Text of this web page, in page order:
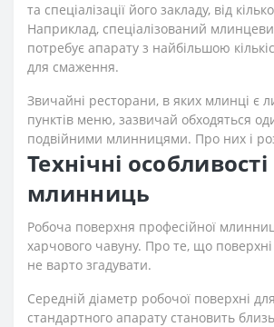
та спеціалізації його закладу, від
Наприклад, спеціалізований
потребує апарату з найбільшою
для смаження.
Звичайні ресторани, в яких млинці є
пунктів меню, зазвичай обходяться
подвійними млинницями. Про них і
Технічні особливості
млинниць
Робоча поверхня професійної
харчового чавуну. Про те, що поверхні
не варто згадувати.
Середній діаметр робочої поверхні
стандартного апарату становить